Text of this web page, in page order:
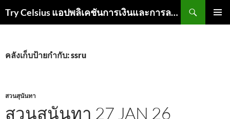
Try Celsius แอปพลิเคชันการเงินและการลงทุน
เนื้อหา
คลังเก็บป้ายกำกับ: ssru
สวนสุนันทา
สวนสุนันทา 27 JAN 26